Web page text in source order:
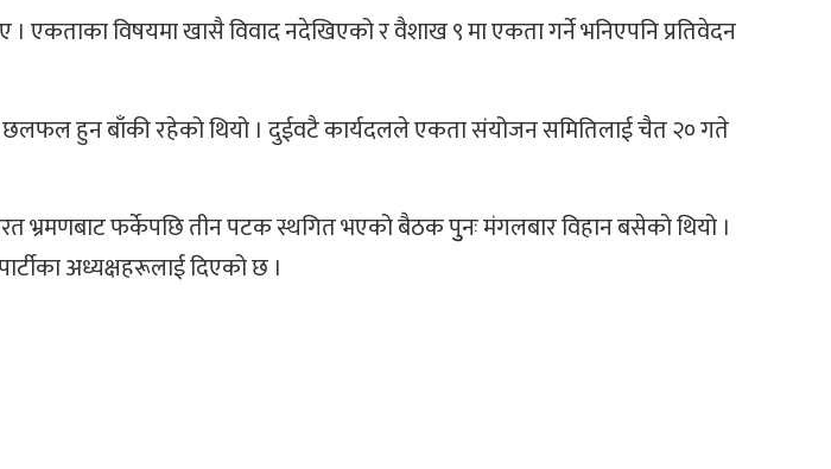
विषयमा खासै विवाद नदेखिएको र वैशाख ९ मा एकता गर्ने भनिएपनि प्रतिवेदन
छलफल हुन बाँकी रहेको थियो । दुईवटै कार्यदलले एकता संयोजन समितिलाई चैत २० गते
फर्केपछि तीन पटक स्थगित भएको बैठक पुुनः मंगलबार विहान बसेको थियो ।
अध्यक्षहरूलाई दिएको छ ।